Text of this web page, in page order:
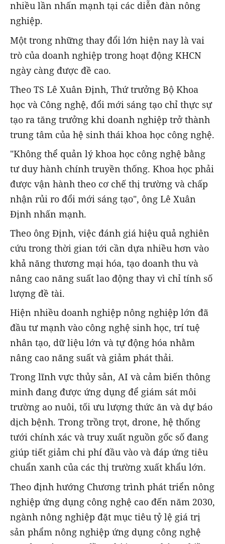
nhiều lần nhấn mạnh tại các diễn đàn nông
nghiệp.
Một trong những thay đổi lớn hiện nay là vai
trò của doanh nghiệp trong hoạt động KHCN
ngày càng được đề cao.
Theo TS Lê Xuân Định, Thứ trưởng Bộ Khoa
học và Công nghệ, đổi mới sáng tạo chỉ thực sự
tạo ra tăng trưởng khi doanh nghiệp trở thành
trung tâm của hệ sinh thái khoa học công nghệ.
"Không thể quản lý khoa học công nghệ bằng
tư duy hành chính truyền thống. Khoa học phải
được vận hành theo cơ chế thị trường và chấp
nhận rủi ro đổi mới sáng tạo", ông Lê Xuân
Định nhấn mạnh.
Theo ông Định, việc đánh giá hiệu quả nghiên
cứu trong thời gian tới cần dựa nhiều hơn vào
khả năng thương mại hóa, tạo doanh thu và
nâng cao năng suất lao động thay vì chỉ tính số
lượng đề tài.
Hiện nhiều doanh nghiệp nông nghiệp lớn đã
đầu tư mạnh vào công nghệ sinh học, trí tuệ
nhân tạo, dữ liệu lớn và tự động hóa nhằm
nâng cao năng suất và giảm phát thải.
Trong lĩnh vực thủy sản, AI và cảm biến thông
minh đang được ứng dụng để giám sát môi
trường ao nuôi, tối ưu lượng thức ăn và dự báo
dịch bệnh. Trong trồng trọt, drone, hệ thống
tưới chính xác và truy xuất nguồn gốc số đang
giúp tiết giảm chi phí đầu vào và đáp ứng tiêu
chuẩn xanh của các thị trường xuất khẩu lớn.
Theo định hướng Chương trình phát triển nông
nghiệp ứng dụng công nghệ cao đến năm 2030,
ngành nông nghiệp đặt mục tiêu tỷ lệ giá trị
sản phẩm nông nghiệp ứng dụng công nghệ